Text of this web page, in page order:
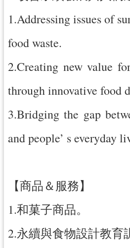
1.Addressing issues of
food waste.
2.Creating new value
through innovative food
3.Bridging the gap
and people’ s everyday
【商品＆服務】
1.和菓子商品。
2.永續與食物設計教育